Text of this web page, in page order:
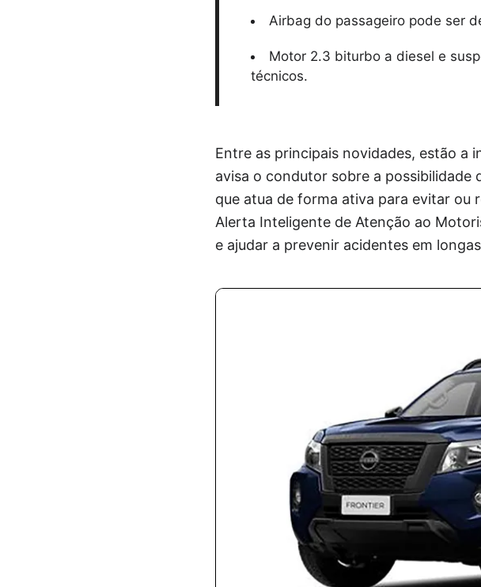
Airbag do passageiro pode ser
Motor 2.3 biturbo a diesel e
técnicos.
Entre as principais novidades, estão a
avisa o condutor sobre a possibilidade
que atua de forma ativa para evitar ou
Alerta Inteligente de Atenção ao
e ajudar a prevenir acidentes em